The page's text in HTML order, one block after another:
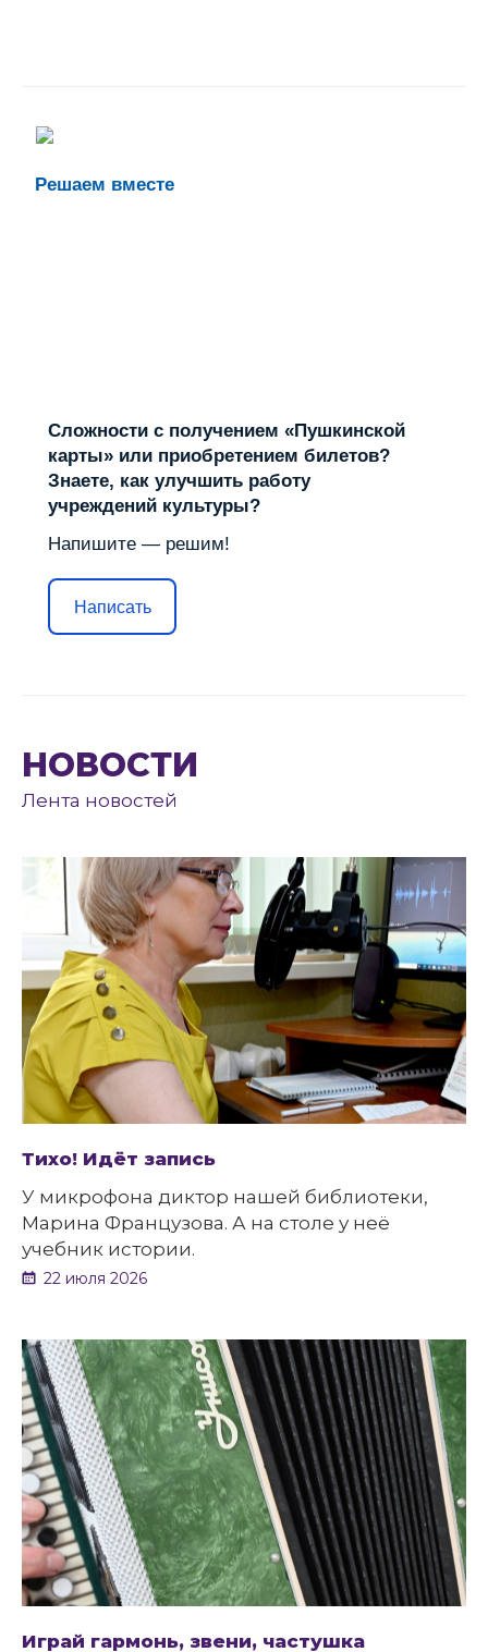
Решаем вместе
Сложности с получением «Пушкинской
карты» или приобретением билетов?
Знаете, как улучшить работу
учреждений культуры?
Напишите — решим!
Написать
НОВОСТИ
Лента новостей
Тихо! Идёт запись
У микрофона диктор нашей библиотеки,
Марина Французова. А на столе у неё
учебник истории.
22 июля 2026
Играй гармонь, звени, частушка